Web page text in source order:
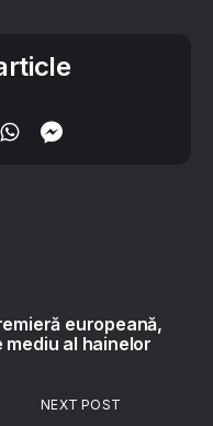
europeană,
al hainelor
NEXT POST